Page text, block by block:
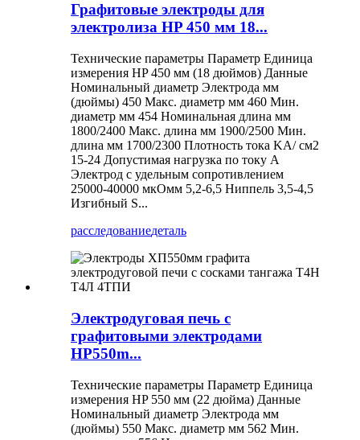
Графитовые электроды для
электролиза HP 450 мм 18...
Технические параметры Параметр Единица
измерения HP 450 мм (18 дюймов) Данные
Номинальный диаметр Электрода мм
(дюймы) 450 Макс. диаметр мм 460 Мин.
диаметр мм 454 Номинальная длина мм
1800/2400 Макс. длина мм 1900/2500 Мин.
длина мм 1700/2300 Плотность тока KA/ см2
15-24 Допустимая нагрузка по току А
Электрод с удельным сопротивлением
25000-40000 мкОмм 5,2-6,5 Ниппель 3,5-4,5
Изгибный S...
расследованиедеталь
Электродуговая печь с
графитовыми электродами
HP550m...
Технические параметры Параметр Единица
измерения HP 550 мм (22 дюйма) Данные
Номинальный диаметр Электрода мм
(дюймы) 550 Макс. диаметр мм 562 Мин.